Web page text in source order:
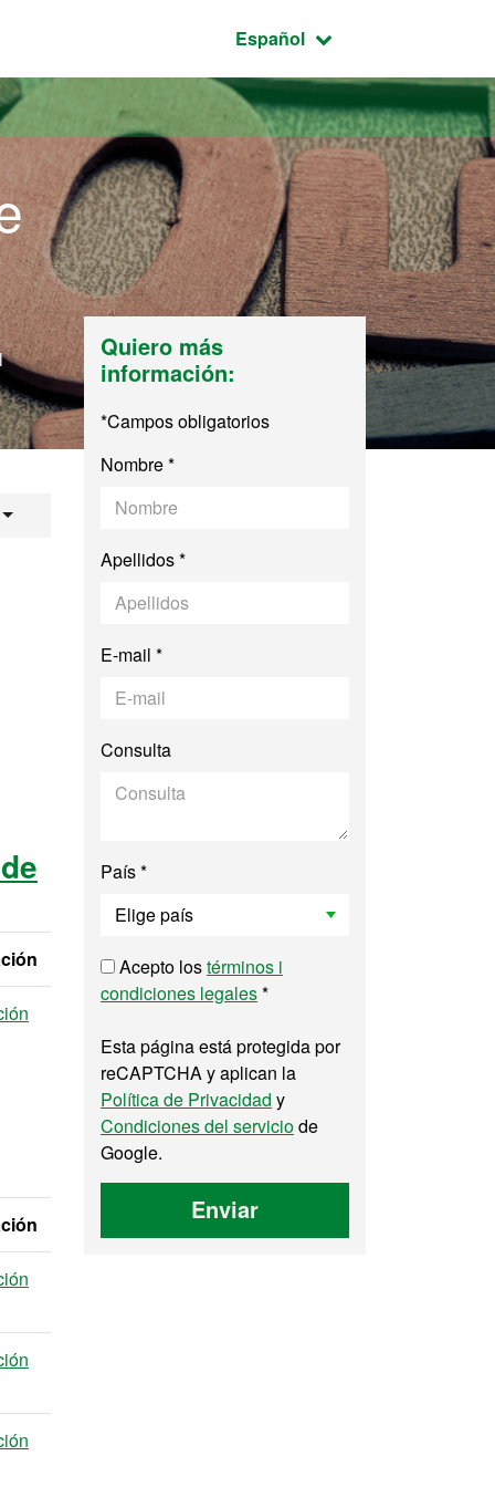
Idioma seleccionado:
Español
y
Quiero más
información:
*Campos obligatorios
Nombre *
Apellidos *
E-mail *
Consulta
País *
Acepto lostérminos i
condiciones legales*
Esta página está protegida por
reCAPTCHA y aplican la
Política de Privacidad y
Condiciones del serviciode
Google.
Enviar